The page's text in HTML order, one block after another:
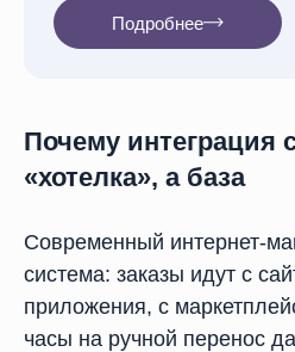
Подробнее
Почему интеграция
«хотелка», а база
Современный интернет-
система: заказы идут с
приложения, с
часы на ручной перенос